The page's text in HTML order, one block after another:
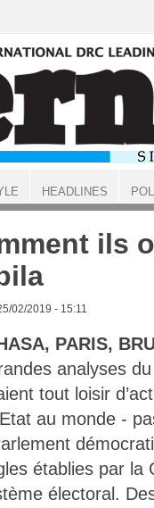
ils
02/2019 - 15:11
PARIS,
analyses
tout loisir
au monde -
établies par la
électoral.
HEADLINES